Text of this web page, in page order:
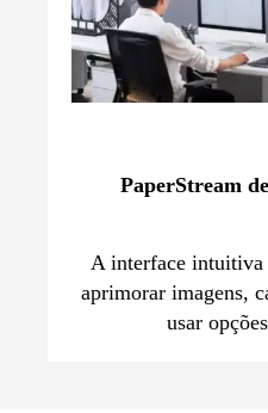
PaperStream
A interface
aprimorar imagens,
usar